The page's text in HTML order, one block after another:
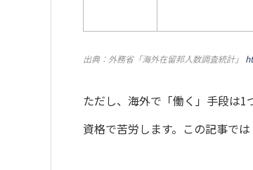
出典：外務省「海外在留邦人数調査統計」
ただし、海外で「働く」手段は
資格で苦労します。この記事では